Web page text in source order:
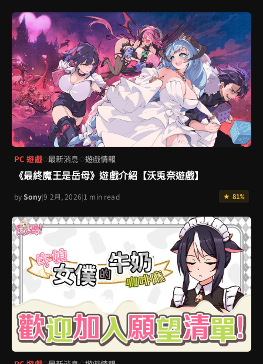
PC 遊戲◇最新消息◇遊戲情報
《最終魔王是岳母》遊戲介紹【沃兎奈遊戲】
bySony|9 2月, 2026|1 min read ★ 81%